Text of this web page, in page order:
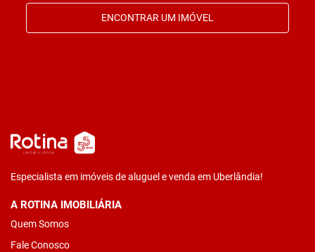
ENCONTRAR UM IMÓVEL
Especialista em imóveis de aluguel e venda em Uberlândia!
A ROTINA IMOBILIÁRIA
Quem Somos
Fale Conosco